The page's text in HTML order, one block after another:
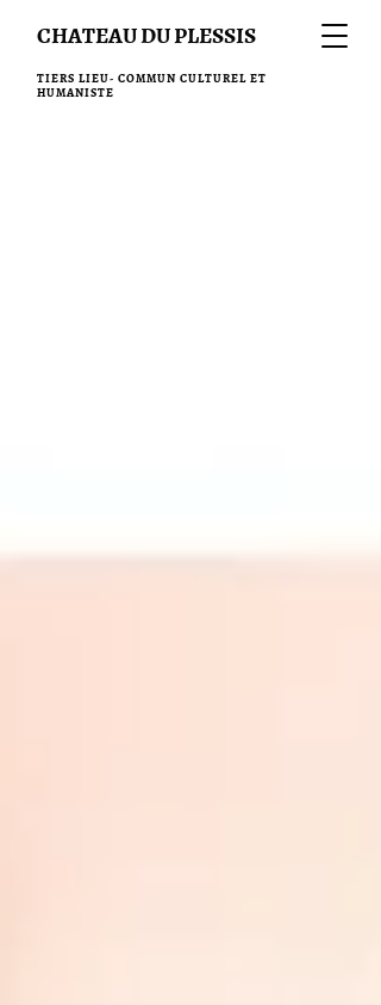
CHATEAU DU PLESSIS
TIERS LIEU- COMMUN CULTUREL ET
HUMANISTE